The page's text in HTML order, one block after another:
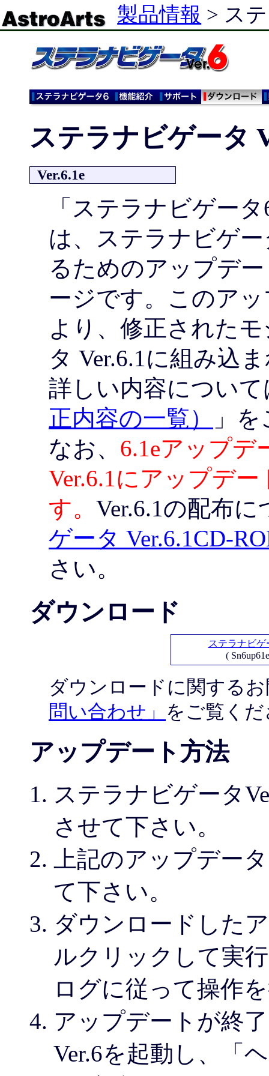
製品情報 > ス
ステラナビゲータ
Ver.6.1e
「ステラナビゲー
は、ステラナビゲー
るためのアップデ
ージです。このア
より、修正された
タ Ver.6.1に組み込
詳しい内容について
正内容の一覧）
」
なお、 6.1eアップデ
Ver.6.1にアップデ
す。 Ver.6.1の配布
ゲータ Ver.6.1CD-
さい。
ダウンロード
ステラナビゲ
(
ダウンロードに関する
問い合わせ」 をご覧く
アップデート方法
ステラナビゲータ
させて下さい。
上記のアップデー
て下さい。
ダウンロードした
ルクリックして実
ログに従って操作
アップデートが終
Ver.6を起動し、「